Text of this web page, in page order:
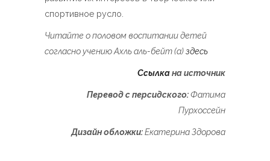
спортивное русло.
Читайте о половом воспитании детей
согласно учению Ахль аль-бейт (а)здесь
Ссылкана источник
Перевод с персидского:Фатима
Пурхоссейн
Дизайн обложки:Екатерина Здорова